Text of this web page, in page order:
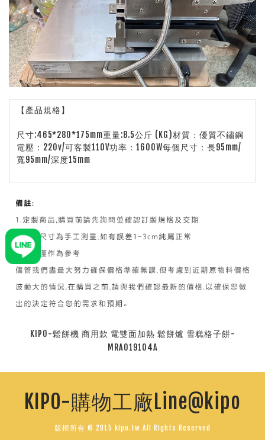
【產品規格】
尺寸:465*280*175mm重量:8.5公斤 (KG)材質：優質不鏽鋼
電壓：220v/可客製110V功率：1600W每個尺寸：長95mm/
寬95mm/深度15mm
KIPO-鬆餅機 商用款 電雙面加熱 鬆餅爐 雪糕格子餅-
MRA019104A
KIPO-購物工廠Line@kipo
版權所有 © 2015 kipo.tw All Rights Reserved